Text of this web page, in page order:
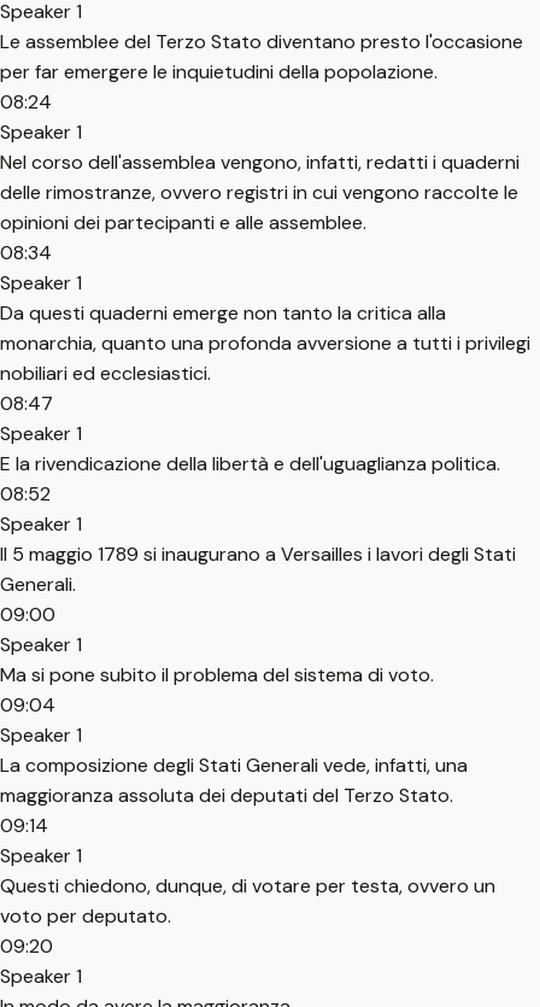
Speaker 1
Le assemblee del Terzo Stato diventano presto l'occasione
per far emergere le inquietudini della popolazione.
08:24
Speaker 1
Nel corso dell'assemblea vengono, infatti, redatti i quaderni
delle rimostranze, ovvero registri in cui vengono raccolte le
opinioni dei partecipanti e alle assemblee.
08:34
Speaker 1
Da questi quaderni emerge non tanto la critica alla
monarchia, quanto una profonda avversione a tutti i privilegi
nobiliari ed ecclesiastici.
08:47
Speaker 1
E la rivendicazione della libertà e dell'uguaglianza politica.
08:52
Speaker 1
Il 5 maggio 1789 si inaugurano a Versailles i lavori degli Stati
Generali.
09:00
Speaker 1
Ma si pone subito il problema del sistema di voto.
09:04
Speaker 1
La composizione degli Stati Generali vede, infatti, una
maggioranza assoluta dei deputati del Terzo Stato.
09:14
Speaker 1
Questi chiedono, dunque, di votare per testa, ovvero un
voto per deputato.
09:20
Speaker 1